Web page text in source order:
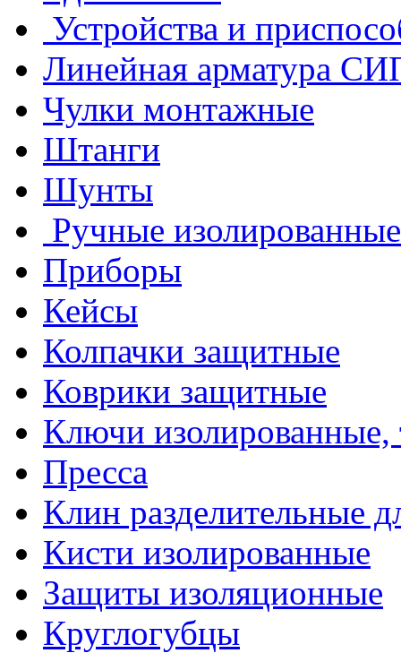
Устройства и
Линейная арматура
Чулки монтажные
Штанги
Шунты
Ручные
Приборы
Кейсы
Колпачки защитные
Коврики защитные
Ключи изолированные,
Пресса
Клин разделительные
Кисти изолированные
Защиты изоляционные
Круглогубцы